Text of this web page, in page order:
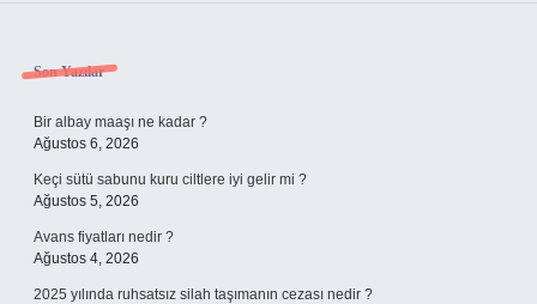
Sidebar
Son Yazılar
Bir albay maaşı ne kadar ?
Ağustos 6, 2026
Keçi sütü sabunu kuru ciltlere iyi gelir mi ?
Ağustos 5, 2026
Avans fiyatları nedir ?
Ağustos 4, 2026
2025 yılında ruhsatsız silah taşımanın cezası nedir ?